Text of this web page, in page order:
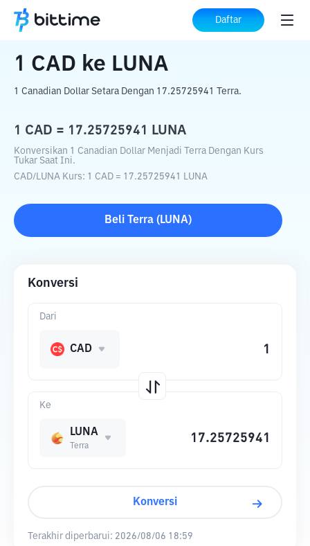
Daftar
Beranda Konverter Kripto ke LUNA
1 CAD ke LUNA
1 Canadian Dollar Setara Dengan 17.25725941 Terra.
1 CAD = 17.25725941 LUNA
Konversikan 1 Canadian Dollar Menjadi Terra Dengan Kurs
Tukar Saat Ini.
CAD/LUNA Kurs: 1 CAD = 17.25725941 LUNA
Beli Terra ( LUNA)
Konversi
Ke
LUNA
Terra
Dari
CAD
Konversi
Terakhir diperbarui: 2026/08/06 18:59